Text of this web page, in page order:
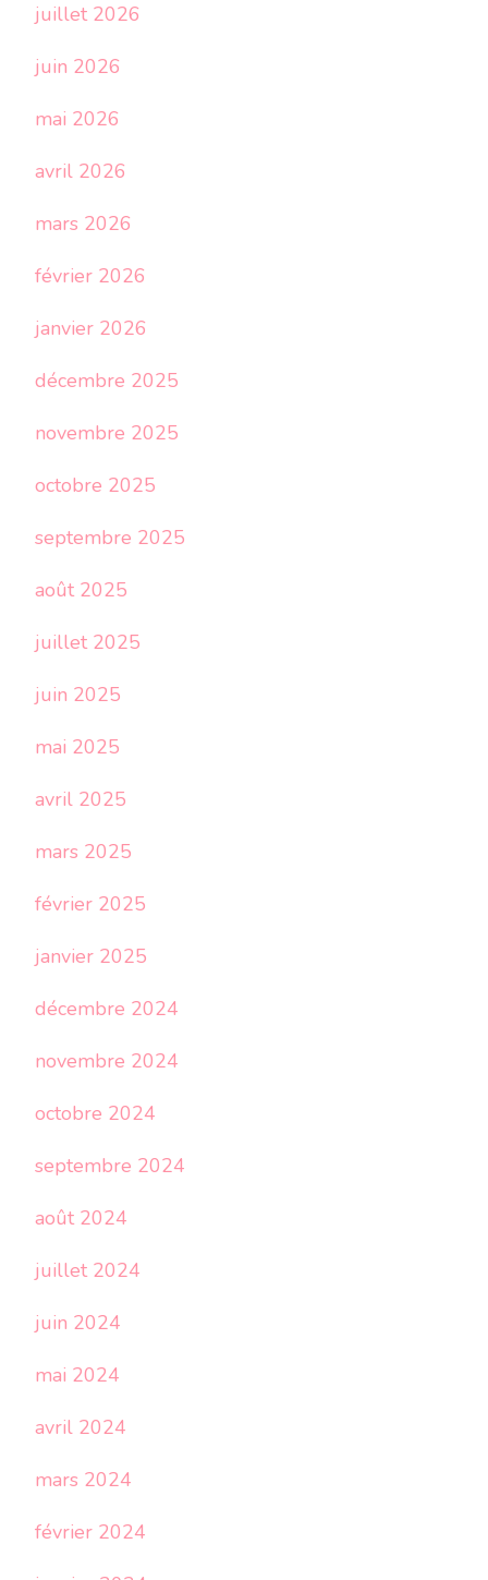
juillet 2026
juin 2026
mai 2026
avril 2026
mars 2026
février 2026
janvier 2026
décembre 2025
novembre 2025
octobre 2025
septembre 2025
août 2025
juillet 2025
juin 2025
mai 2025
avril 2025
mars 2025
février 2025
janvier 2025
décembre 2024
novembre 2024
octobre 2024
septembre 2024
août 2024
juillet 2024
juin 2024
mai 2024
avril 2024
mars 2024
février 2024